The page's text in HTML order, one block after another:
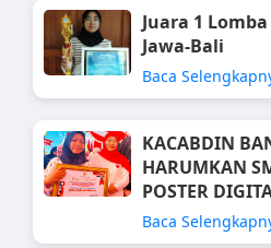
Juara 1
Jawa-Bali
Baca
KACABDIN
HARUMKAN
POSTER
Baca